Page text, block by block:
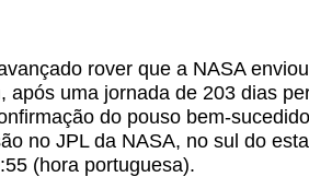
rover que a NASA
após uma jornada de 203 dias
do pouso bem-
no JPL da NASA, no sul do
(hora portuguesa).